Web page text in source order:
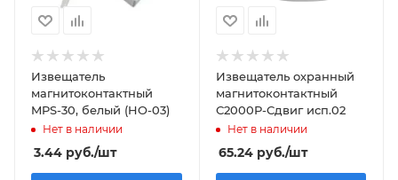
Извещатель
магнитоконтактный
MPS-30, белый (HO-03)
Нет в наличии
3.44 руб./шт
Извещатель охранный
магнитоконтактный
С2000Р-Сдвиг исп.02
Нет в наличии
65.24руб./шт